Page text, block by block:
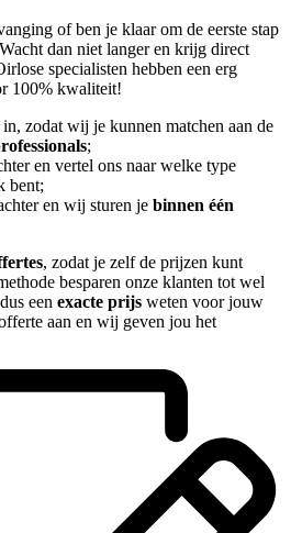
of ben je klaar om de eerste stap
dan niet langer en krijg direct
specialisten hebben een erg
100% kwaliteit!
zodat wij je kunnen matchen aan de
;
en vertel ons naar welke type
bent;
en wij sturen je binnen één
, zodat je zelf de prijzen kunt
besparen onze klanten tot wel
een exacte prijs weten voor jouw
aan en wij geven jou het